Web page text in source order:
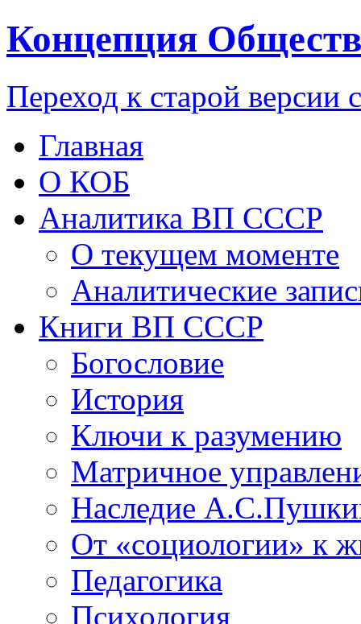
Концепция
Переход к старой версии
Главная
О КОБ
Аналитика ВП СССР
О текущем моменте
Аналитические
Книги ВП СССР
Богословие
История
Ключи к разумению
Матричное
Наследие
От «социологии» к
Педагогика
Психология